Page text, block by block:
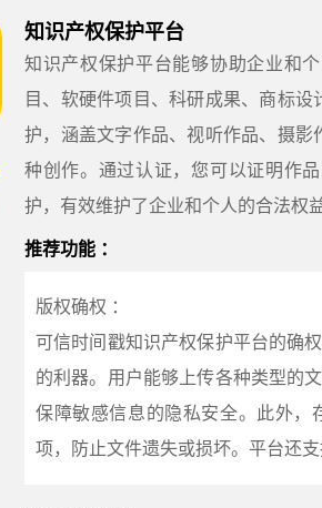
知识产权保护平台
知识产权保护平台能够协助企业和
目、软硬件项目、科研成果、商标
护，涵盖文字作品、视听作品、摄
种创作。通过认证，您可以证明作
护，有效维护了企业和个人的合法权
推荐功能 ：
版权确权 ：
可信时间戳知识产权保护平台的确
的利器。用户能够上传各种类型的
保障敏感信息的隐私安全。此外，
项，防止文件遗失或损坏。平台还